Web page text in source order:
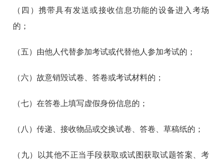
（四）携带具有发送或接收信息功能的设备进入考场
的；
（五）由他人代替参加考试或代替他人参加考试的；
（六）故意销毁试卷、答卷或考试材料的；
（七）在答卷上填写虚假身份信息的；
（八）传递、接收物品或交换试卷、答卷、草稿纸的；
（九）以其他不正当手段获取或试图获取试题答案、考